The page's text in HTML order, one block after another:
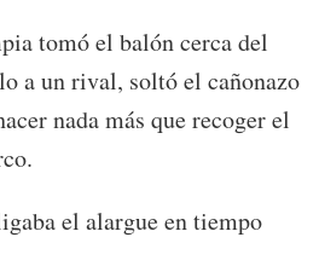
tomó el balón cerca del
a un rival, soltó el cañonazo
nada más que recoger el
el alargue en tiempo